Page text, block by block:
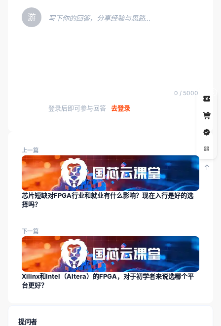
游 写下你的回答，分享经验与思路…
0 / 5000
登录后即可参与回答 去登录
上一篇
芯片短缺对FPGA行业和就业有什么影响？现在入行是好的选
择吗？
下一篇
Xilinx和Intel（Altera）的FPGA，对于初学者来说选哪个平
台更好？
提问者